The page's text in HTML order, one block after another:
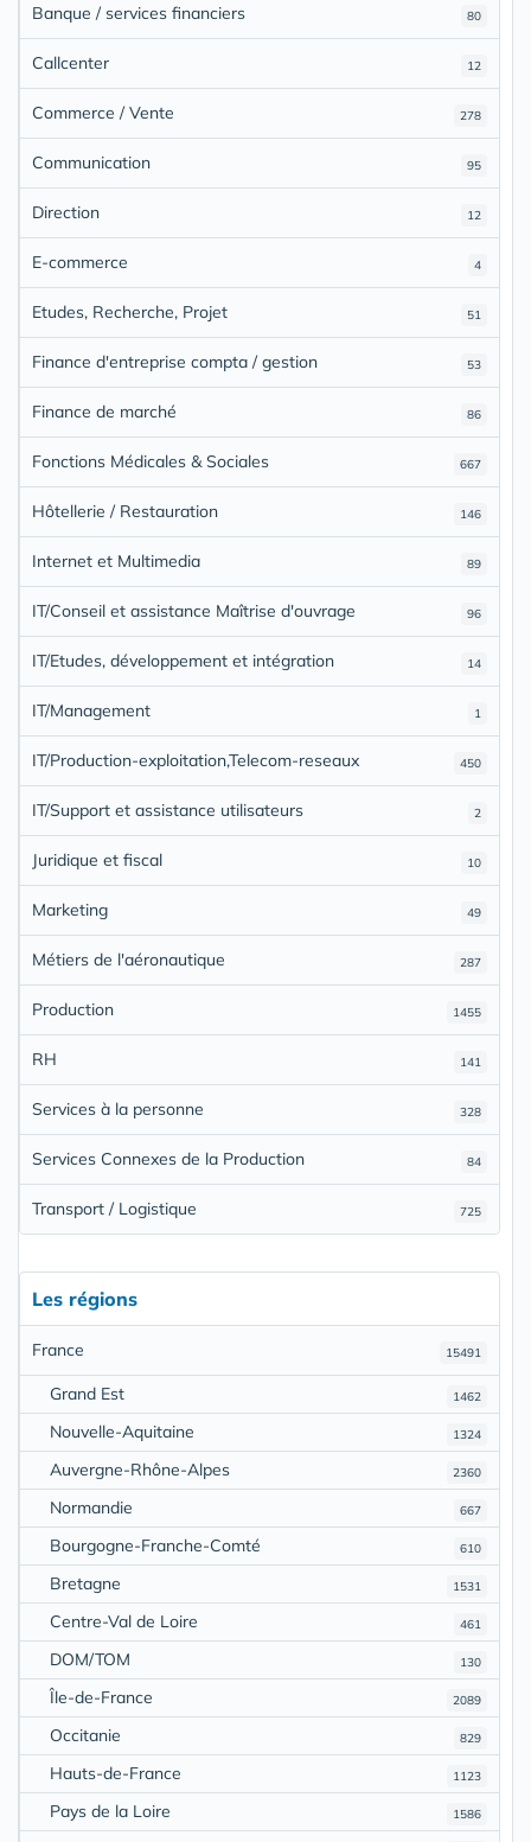
80
Banque / services financiers
12
Callcenter
278
Commerce / Vente
95
Communication
12
Direction
4
E-commerce
51
Etudes, Recherche, Projet
53
Finance d'entreprise compta / gestion
86
Finance de marché
667
Fonctions Médicales & Sociales
146
Hôtellerie / Restauration
89
Internet et Multimedia
96
IT/Conseil et assistance Maîtrise d'ouvrage
14
IT/Etudes, développement et intégration
1
IT/Management
450
IT/Production-exploitation,Telecom-reseaux
2
IT/Support et assistance utilisateurs
10
Juridique et fiscal
49
Marketing
287
Métiers de l'aéronautique
1455
Production
141
RH
328
Services à la personne
84
Services Connexes de la Production
725
Transport / Logistique
Les régions
15491
France
1462
Grand Est
1324
Nouvelle-Aquitaine
2360
Auvergne-Rhône-Alpes
667
Normandie
610
Bourgogne-Franche-Comté
1531
Bretagne
461
Centre-Val de Loire
130
DOM/TOM
2089
Île-de-France
829
Occitanie
1123
Hauts-de-France
1586
Pays de la Loire